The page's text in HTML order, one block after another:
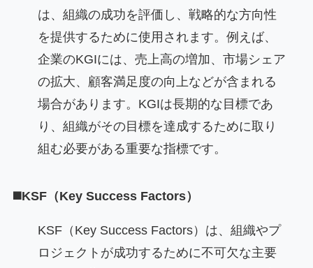
は、組織の成功を評価し、戦略的な方向性
を提供するために使用されます。例えば、
企業のKGIには、売上高の増加、市場シェア
の拡大、顧客満足度の向上などが含まれる
場合があります。KGIは長期的な目標であ
り、組織がその目標を達成するために取り
組む必要がある重要な指標です。
◼️KSF（Key Success Factors）
KSF（Key Success Factors）は、組織やプ
ロジェクトが成功するために不可欠な主要